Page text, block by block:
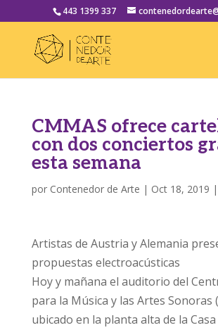
443 1399 337
CMMAS ofrece
con dos conciertos
esta semana
por Contenedor de Arte | Oct 18, 2019 |
Artistas de Austria y Alemania
propuestas electroacústicas
Hoy y mañana el auditorio del
para la Música y las Artes Sonoras
ubicado en la planta alta de la Casa